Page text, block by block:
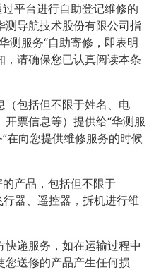
平台进行自助登记维修的
测导航技术股份有限公司指
测服务“自助寄修，即表明
请确保您已认真阅读本条
（包括但不限于姓名、电
票信息等）提供给“华测服
在向您提供维修服务的时候
产品，包括但不限于
器、遥控器，拆机进行维
递服务，如在运输过程中
您送修的产品产生任何损